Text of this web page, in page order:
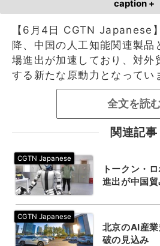
caption +
【6月4日 CGTN Japanese
降、中国の人工知能関連製品
場進出が加速しており、対外
する新たな原動力となってい
全文を読
関連記事
トークン・
進出が中国
北京のAI産
破の見込み